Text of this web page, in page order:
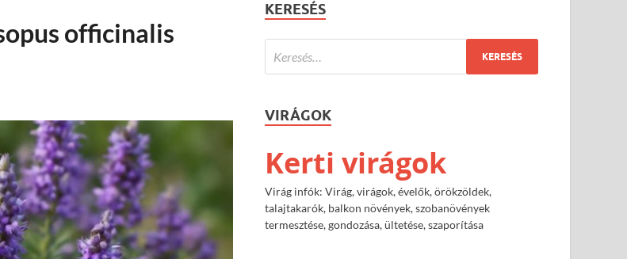
officinalis
KERESÉS
VIRÁGOK
Kerti virágok
Virág infók: Virág, virágok, évelők, örökzöldek,
talajtakarók, balkon növények, szobanövények
termesztése, gondozása, ültetése, szaporítása